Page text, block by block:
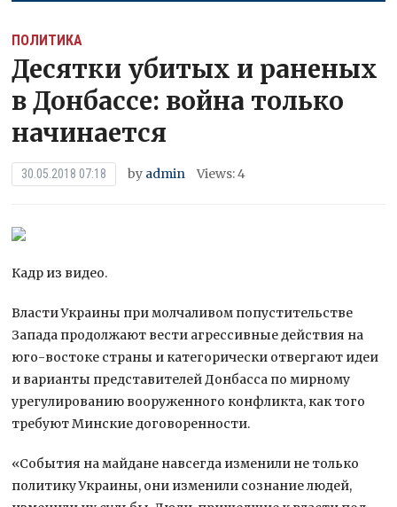
ПОЛИТИКА
Десятки убитых и раненых
в Донбассе: война только
начинается
30.05.2018 07:18 by admin Views: 4
Кадр из видео.
Власти Украины при молчаливом попустительстве
Запада продолжают вести агрессивные действия на
юго-востоке страны и категорически отвергают идеи
и варианты представителей Донбасса по мирному
урегулированию вооруженного конфликта, как того
требуют Минские договоренности.
«События на майдане навсегда изменили не только
политику Украины, они изменили сознание людей,